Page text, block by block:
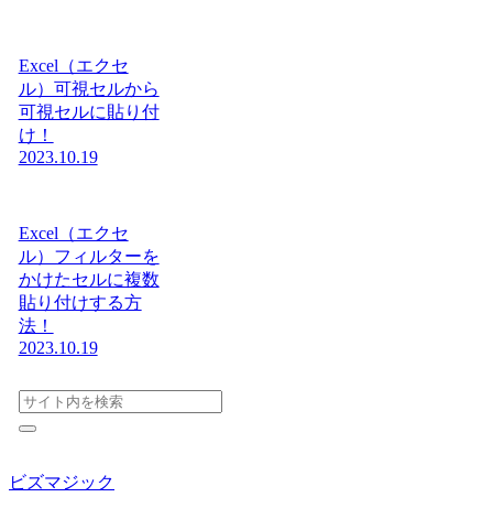
Excel（エクセ
ル）可視セルから
可視セルに貼り付
け！
2023.10.19
Excel（エクセ
ル）フィルターを
かけたセルに複数
貼り付けする方
法！
2023.10.19
ビズマジック